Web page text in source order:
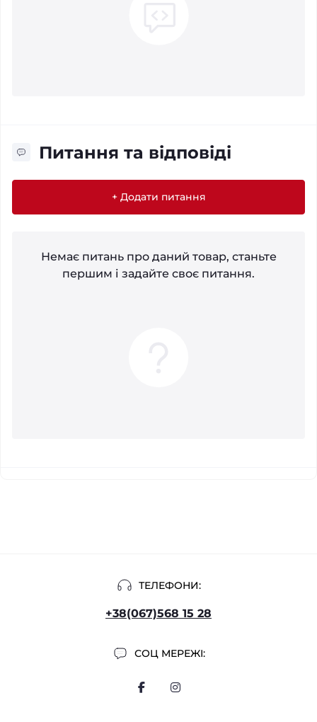
Питання та відповіді
+ Додати питання
Немає питань про даний товар, станьте
першим і задайте своє питання.
ТЕЛЕФОНИ:
+38(067)568 15 28
СОЦ МЕРЕЖІ: